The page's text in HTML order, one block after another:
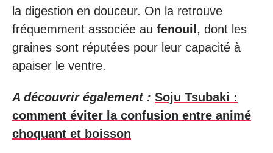
la digestion en douceur. On la retrouve
fréquemment associée au fenouil, dont les
graines sont réputées pour leur capacité à
apaiser le ventre.
A découvrir également : Soju Tsubaki :
comment éviter la confusion entre animé
choquant et boisson